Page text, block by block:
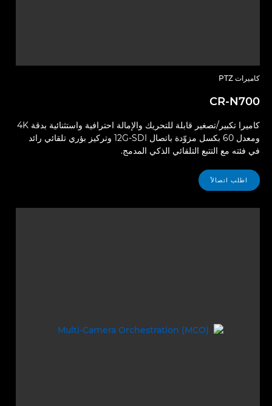
كاميرات PTZ
CR-N700
كاميرا تكبير/تصغير قابلة للتحريك والإمالة احترافية واستثنائية بدقة 4K
ومعدل 60 بكسل مزوّدة باتصال 12G-SDI وتركيز بؤري تلقائي رائد
في فئته مع التتبع التلقائي الذكي المدمج.
اطلب اتصالاً